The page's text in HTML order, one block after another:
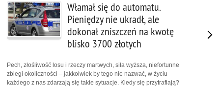
Włamał się do automatu.
Pieniędzy nie ukradł, ale
dokonał zniszczeń na kwotę
blisko 3700 złotych
Pech, złośliwość losu i rzeczy martwych, siła wyższa, niefortunne
zbiegi okoliczności – jakkolwiek by tego nie nazwać, w życiu
każdego z nas zdarzają się takie sytuacje. Kiedy się przytrafiają?